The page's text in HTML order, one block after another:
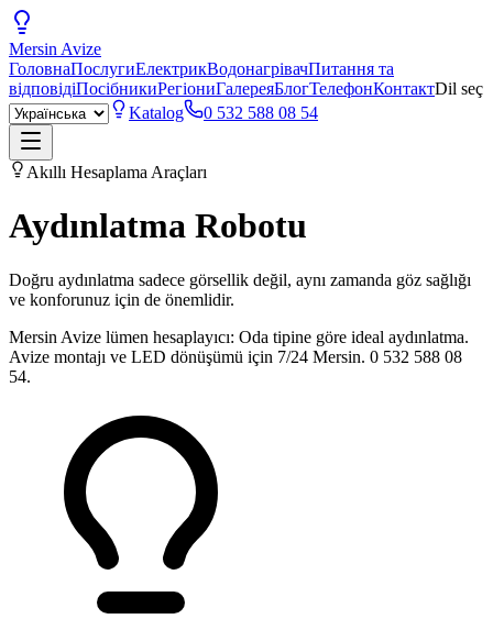
Mersin Avize
ГоловнаПослугиЕлектрикВодонагрівачПитання та
відповідіПосібникиРегіониГалереяБлогТелефонКонтактDil seç
Katalog
0 532 588 08 54
Akıllı Hesaplama Araçları
Aydınlatma Robotu
Doğru aydınlatma sadece görsellik değil, aynı zamanda göz sağlığı
ve konforunuz için de önemlidir.
Mersin Avize lümen hesaplayıcı: Oda tipine göre ideal aydınlatma.
Avize montajı ve LED dönüşümü için 7/24 Mersin. 0 532 588 08
54.